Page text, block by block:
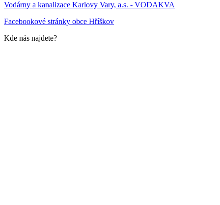
Vodárny a kanalizace Karlovy Vary, a.s. - VODAKVA
Facebookové stránky obce Hříškov
Kde nás najdete?